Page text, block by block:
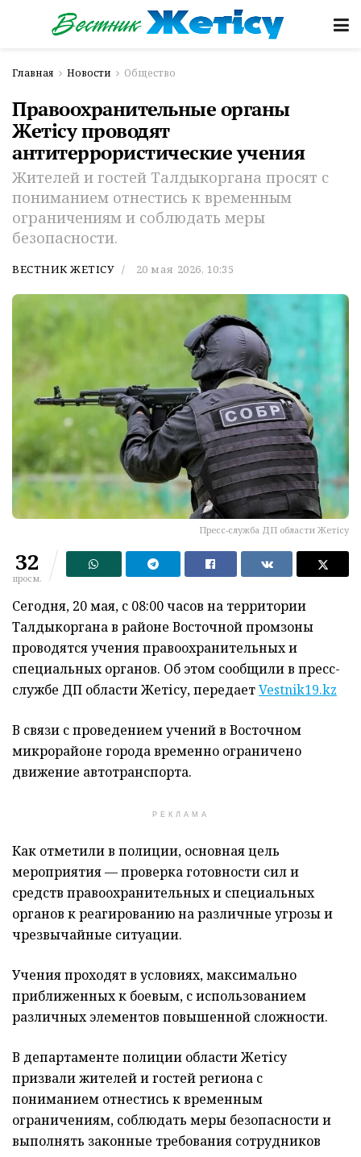
Главная Новости Общество
Правоохранительные органы
Жетісу проводят
антитеррористические учения
Жителей и гостей Талдыкоргана просят с
пониманием отнестись к временным
ограничениям и соблюдать меры
безопасности.
ВЕСТНИК ЖЕТІСУ 20 мая 2026, 10:35
Пресс-служба ДП области Жетісу
32
просм.
Сегодня, 20 мая, с 08:00 часов на территории
Талдыкоргана в районе Восточной промзоны
проводятся учения правоохранительных и
специальных органов. Об этом сообщили в пресс-
службе ДП области Жетісу, передаетVestnik19.kz
В связи с проведением учений в Восточном
микрорайоне города временно ограничено
движение автотранспорта.
РЕКЛАМА
Как отметили в полиции, основная цель
мероприятия — проверка готовности сил и
средств правоохранительных и специальных
органов к реагированию на различные угрозы и
чрезвычайные ситуации.
Учения проходят в условиях, максимально
приближенных к боевым, с использованием
различных элементов повышенной сложности.
В департаменте полиции области Жетісу
призвали жителей и гостей региона с
пониманием отнестись к временным
ограничениям, соблюдать меры безопасности и
выполнять законные требования сотрудников